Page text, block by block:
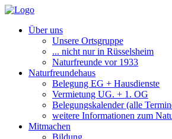
Über uns
Unsere Ortsgruppe
... nicht nur in Rüsselsheim
Naturfreunde vor 1933
Naturfreundehaus
Belegung EG + Hausdienste
Vermietung UG. + 1. OG
Belegungskalender (alle
weitere Informationen zum
Mitmachen
Bildung